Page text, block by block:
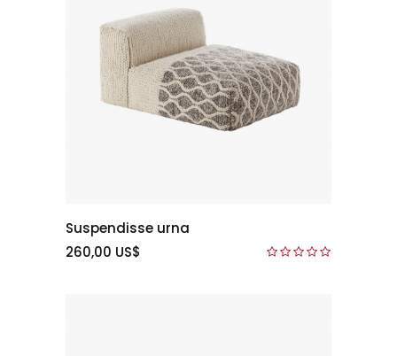
Suspendisse urna
260,00 US$